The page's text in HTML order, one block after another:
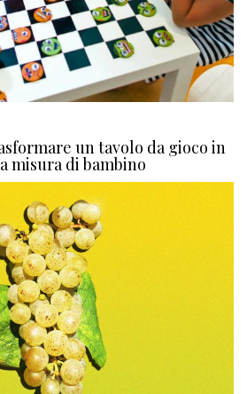
un tavolo da gioco in
misura di bambino